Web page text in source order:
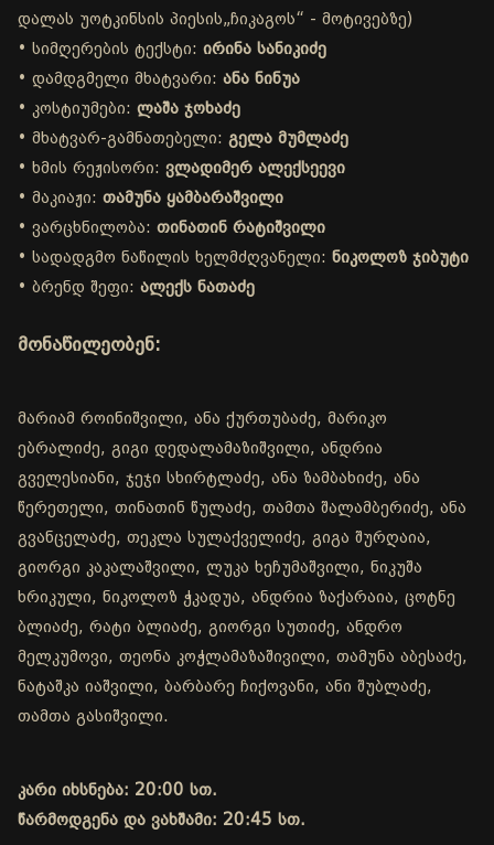
დალას უოტკინსის პიესის„ჩიკაგოს“ - მოტივებზე)
• სიმღერების ტექსტი: ირინა სანიკიძე
• დამდგმელი მხატვარი: ანა ნინუა
• კოსტიუმები: ლაშა ჯოხაძე
• მხატვარ-გამნათებელი: გელა მუმლაძე
• ხმის რეჟისორი: ვლადიმერ ალექსეევი
• მაკიაჟი: თამუნა ყამბარაშვილი
• ვარცხნილობა: თინათინ რატიშვილი
• სადადგმო ნაწილის ხელმძღვანელი: ნიკოლოზ ჯიბუტი
• ბრენდ შეფი: ალექს ნათაძე
მონაწილეობენ:
მარიამ როინიშვილი, ანა ქურთუბაძე, მარიკო
ებრალიძე, გიგი დედალამაზიშვილი, ანდრია
გველესიანი, ჯეჯი სხირტლაძე, ანა ზამბახიძე, ანა
წერეთელი, თინათინ წულაძე, თამთა შალამბერიძე, ანა
გვანცელაძე, თეკლა სულაქველიძე, გიგა შურღაია,
გიორგი კაკალაშვილი, ლუკა ხეჩუმაშვილი, ნიკუშა
ხრიკული, ნიკოლოზ ჭკადუა, ანდრია ზაქარაია, ცოტნე
ბლიაძე, რატი ბლიაძე, გიორგი სუთიძე, ანდრო
მელკუმოვი, თეონა კოჭლამაზაშივილი, თამუნა აბესაძე,
ნატაშკა იაშვილი, ბარბარე ჩიქოვანი, ანი შუბლაძე,
თამთა გასიშვილი.
კარი იხსნება: 20:00 სთ.
წარმოდგენა და ვახშამი: 20:45 სთ.